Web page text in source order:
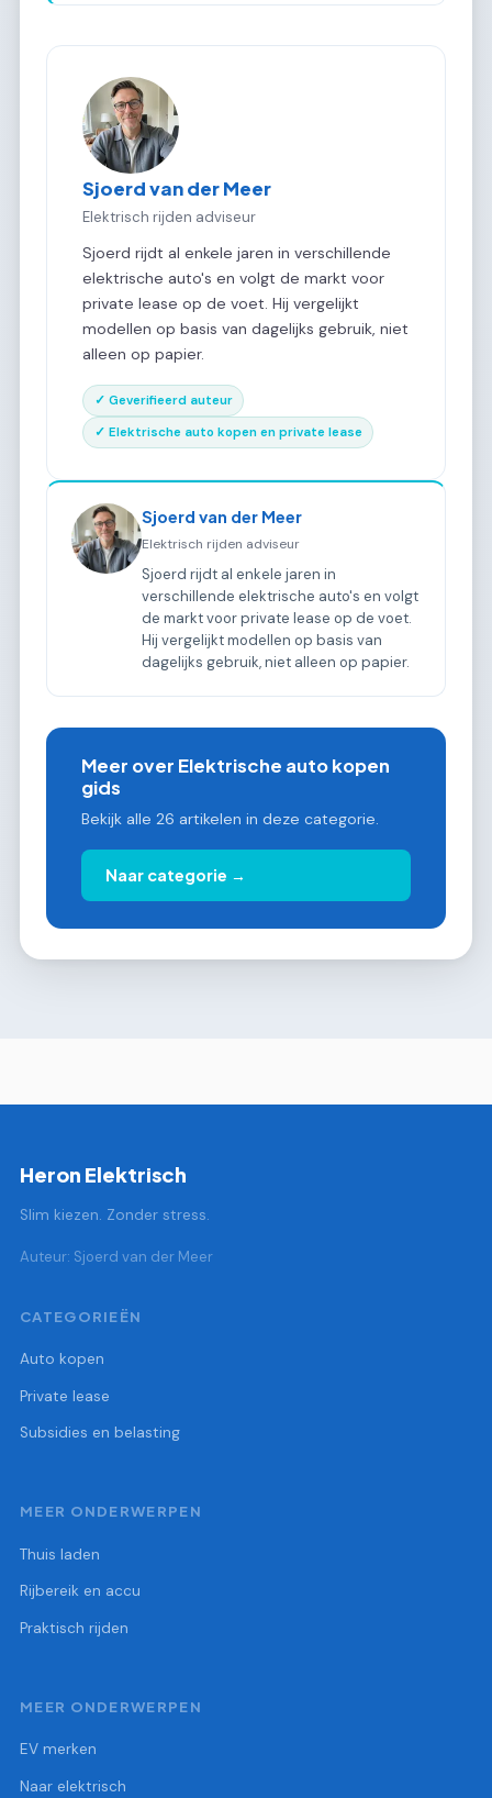
Sjoerd van der Meer
Elektrisch rijden adviseur
Sjoerd rijdt al enkele jaren in verschillende
elektrische auto's en volgt de markt voor
private lease op de voet. Hij vergelijkt
modellen op basis van dagelijks gebruik, niet
alleen op papier.
✓ Geverifieerd auteur
✓ Elektrische auto kopen en private lease
Sjoerd van der Meer
Elektrisch rijden adviseur
Sjoerd rijdt al enkele jaren in
verschillende elektrische auto's en volgt
de markt voor private lease op de voet.
Hij vergelijkt modellen op basis van
dagelijks gebruik, niet alleen op papier.
Meer over Elektrische auto kopen
gids
Bekijk alle 26 artikelen in deze categorie.
Naar categorie →
Heron Elektrisch
Slim kiezen. Zonder stress.
Auteur: Sjoerd van der Meer
CATEGORIEËN
Auto kopen
Private lease
Subsidies en belasting
MEER ONDERWERPEN
Thuis laden
Rijbereik en accu
Praktisch rijden
MEER ONDERWERPEN
EV merken
Naar elektrisch